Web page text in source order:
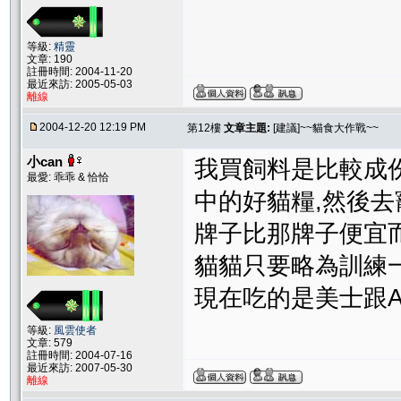
等級: 精靈
文章: 190
註冊時間: 2004-11-20
最近來訪: 2005-05-03
離線
2004-12-20 12:19 PM 第12樓 文章主題: [建議]~~貓食大作戰~~
小can
最愛: 乖乖 & 恰恰
等級: 風雲使者
文章: 579
註冊時間: 2004-07-16
最近來訪: 2007-05-30
離線
我買飼料是比較成
中的好貓糧,然後
牌子比那牌子便宜
貓貓只要略為訓練
現在吃的是美士跟